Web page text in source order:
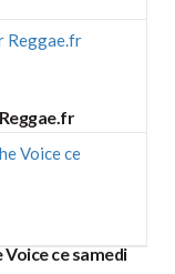
ce samedi